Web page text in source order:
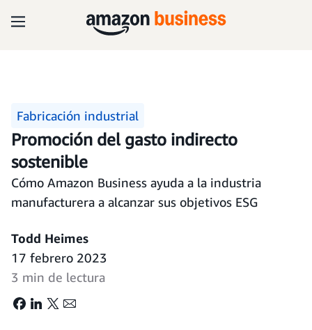
Fabricación industrial
Promoción del gasto indirecto
sostenible
Cómo Amazon Business ayuda a la industria
manufacturera a alcanzar sus objetivos ESG
Todd Heimes
17 febrero 2023
3 min de lectura